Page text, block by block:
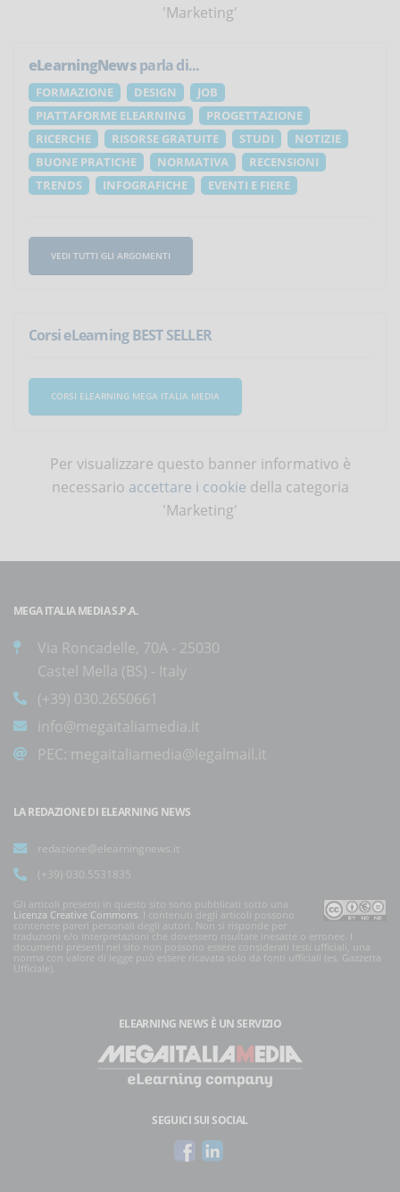
'Marketing'
eLearningNewsparla di...
FORMAZIONE DESIGN
JOB
PIATTAFORME ELEARNING
PROGETTAZIONE
RICERCHE
RISORSE GRATUITE STUDI
NOTIZIE
BUONE PRATICHE
NORMATIVA
RECENSIONI
TRENDS
INFOGRAFICHE EVENTI E FIERE
VEDI TUTTI GLI ARGOMENTI
Corsi eLearning BEST SELLER
CORSI ELEARNING MEGA ITALIA MEDIA
Per visualizzare questo banner informativo è
necessario accettare i cookie della categoria
'Marketing'
MEGA ITALIA MEDIA S.P.A.
Via Roncadelle, 70A - 25030
Castel Mella (BS) - Italy
(+39) 030.2650661
info@megaitaliamedia.it
PEC: megaitaliamedia@legalmail.it
LA REDAZIONE DI ELEARNING NEWS
redazione@elearningnews.it
(+39) 030.5531835
Gli articoli presenti in questo sito sono pubblicati sotto una
Licenza Creative Commons. I contenuti degli articoli possono
contenere pareri personali degli autori. Non si risponde per
traduzioni e/o interpretazioni che dovessero risultare inesatte o erronee. I
documenti presenti nel sito non possono essere considerati testi ufficiali, una
norma con valore di legge può essere ricavata solo da fonti ufficiali (es. Gazzetta
Ufficiale).
ELEARNING NEWS È UN SERVIZIO
SEGUICI SUI SOCIAL